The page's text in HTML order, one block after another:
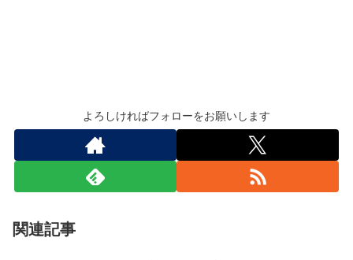
よろしければフォローをお願いします
関連記事